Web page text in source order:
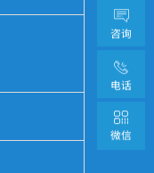
咨询
电话
微信